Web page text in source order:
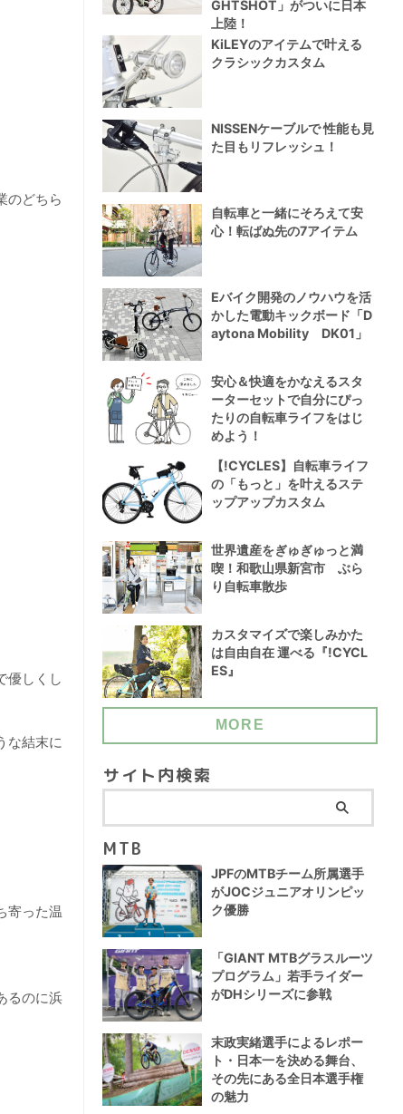
のどちら
優しくし
な結末に
寄った温
るのに浜
GHTSHOT」がついに日本
上陸！
KiLEYのアイテムで叶える
クラシックカスタム
NISSENケーブルで 性能も見
た目もリフレッシュ！
自転車と一緒にそろえて安
心！転ばぬ先の7アイテム
Eバイク開発のノウハウを活
かした電動キックボード「D
aytona Mobility DK01」
安心＆快適をかなえるスタ
ーターセットで自分にぴっ
たりの自転車ライフをはじ
めよう！
【!CYCLES】自転車ライフ
の「もっと」を叶えるステ
ップアップカスタム
世界遺産をぎゅぎゅっと満
喫！和歌山県新宮市 ぶら
り自転車散歩
カスタマイズで楽しみかた
は自由自在 運べる『!CYCL
ES』
MORE
サイト内検索
MTB
JPFのMTBチーム所属選手
がJOCジュニアオリンピッ
ク優勝
「GIANT MTBグラスルーツ
プログラム」若手ライダー
がDHシリーズに参戦
末政実緒選手によるレポー
ト・日本一を決める舞台、
その先にある全日本選手権
の魅力